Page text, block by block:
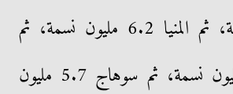
6.8 مليون نسمة، ثم المنيا 6.2 مليون نسمة، ثم
القليوبية 6.1 مليون نسمة، ثم سوهاج 5.7 مليون